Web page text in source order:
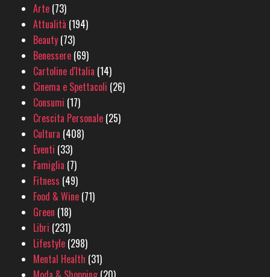
Arte (73)
Attualità (194)
Beauty (73)
Benessere (69)
Cartoline d'Italia (14)
Cinema e Spettacoli (26)
Consumi (17)
Crescita Personale (25)
Cultura (408)
Eventi (33)
Famiglia (7)
Fitness (49)
Food & Wine (71)
Green (18)
Libri (231)
Lifestyle (298)
Mental Health (31)